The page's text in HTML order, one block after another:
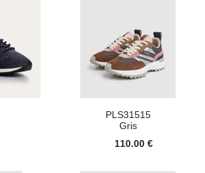
PLS31515
Gris
110.00 €